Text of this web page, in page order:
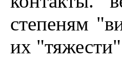
степеням
их